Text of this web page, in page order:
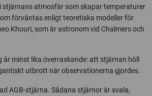
atmosfär som skapar temperaturer
förväntas enligt teoretiska modeller för
Khouri, som är astronom vid Chalmers och
är minst lika överraskande: att stjärnan höll
utbrott när observationerna gjordes.
AGB-stjärna. Sådana stjärnor är svala,